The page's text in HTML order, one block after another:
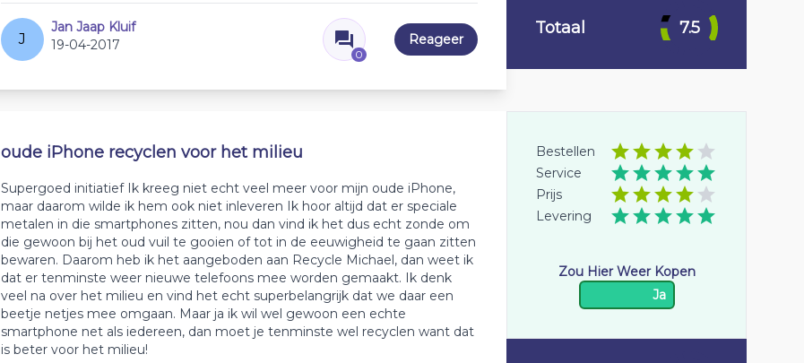
J
Jan Jaap Kluif
19-04-2017
0
Reageer
Totaal 7.5
oude iPhone recyclen voor het milieu
Supergoed initiatief Ik kreeg niet echt veel meer voor mijn oude iPhone,
maar daarom wilde ik hem ook niet inleveren Ik hoor altijd dat er speciale
metalen in die smartphones zitten, nou dan vind ik het dus echt zonde om
die gewoon bij het oud vuil te gooien of tot in de eeuwigheid te gaan zitten
bewaren. Daarom heb ik het aangeboden aan Recycle Michael, dan weet ik
dat er tenminste weer nieuwe telefoons mee worden gemaakt. Ik denk
veel na over het milieu en vind het echt superbelangrijk dat we daar een
beetje netjes mee omgaan. Maar ja ik wil wel gewoon een echte
smartphone net als iedereen, dan moet je tenminste wel recyclen want dat
is beter voor het milieu!
Bestellen
Service
Prijs
Levering
Zou Hier Weer Kopen
Ja